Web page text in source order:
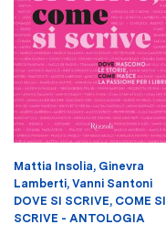
Mattia Insolia, Ginevra
Lamberti, Vanni Santoni
DOVE SI SCRIVE, COME SI
SCRIVE - ANTOLOGIA